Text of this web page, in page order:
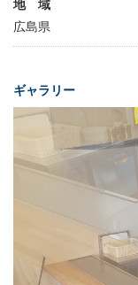
地 域
広島県
ギャラリー